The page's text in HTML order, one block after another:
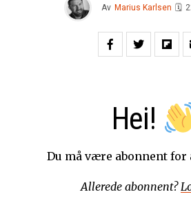
Av Marius Karlsen 🗓
Hei!
Du må være abonnent for
Allerede abonnent?